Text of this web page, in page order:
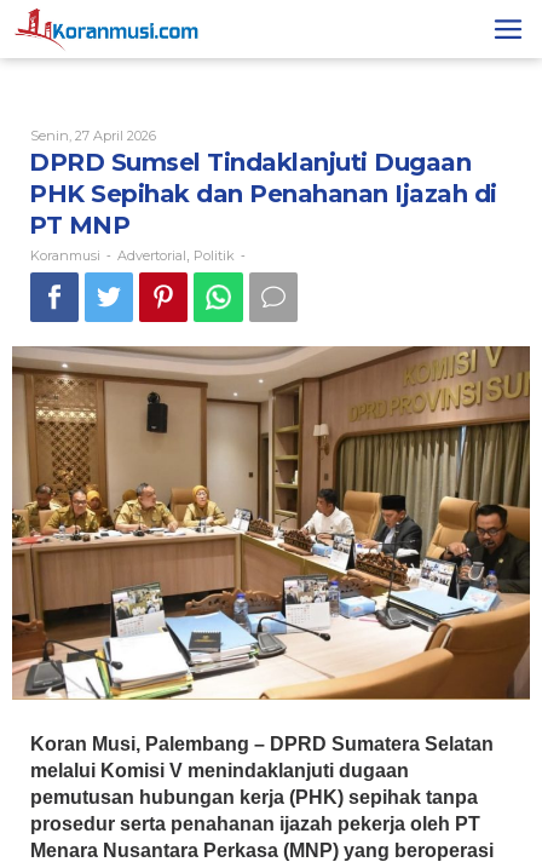
Lewati
ke
konten
Senin, 27 April 2026Oleh
Koranmusi
DPRD Sumsel Tindaklanjuti Dugaan
PHK Sepihak dan Penahanan Ijazah di
PT MNP
Koranmusi - Advertorial Politik -
Koran Musi, Palembang – DPRD Sumatera Selatan
melalui Komisi V menindaklanjuti dugaan
pemutusan hubungan kerja (PHK) sepihak tanpa
prosedur serta penahanan ijazah pekerja oleh PT
Menara Nusantara Perkasa (MNP) yang beroperasi